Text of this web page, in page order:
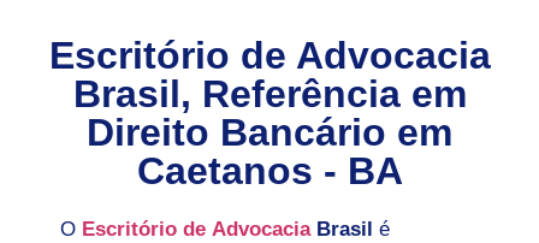
Escritório de Advocacia
Brasil, Referência em
Direito Bancário em
Caetanos - BA
O Escritório de AdvocaciaBrasil é